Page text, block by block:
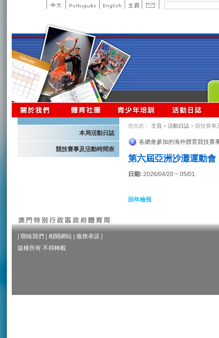
本局活動日誌
競技賽事及活動時間表
您在此： 主頁 > 活動日誌 > 競技賽事
各總會參加的海外體育競技賽
第六屆亞洲沙灘運動會
日期: 2026/04/20 ~ 05/01
回年檢視
聯絡我們 相關網站 服務承諾
版權所有 不得轉載